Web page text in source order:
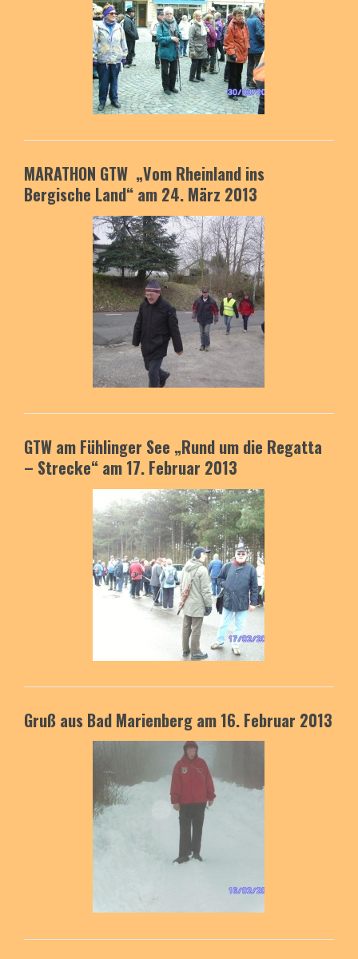
MARATHON GTW „Vom Rheinland ins
Bergische Land“ am 24. März 2013
GTW am Fühlinger See „Rund um die Regatta
– Strecke“ am 17. Februar 2013
Gruß aus Bad Marienberg am 16. Februar 2013